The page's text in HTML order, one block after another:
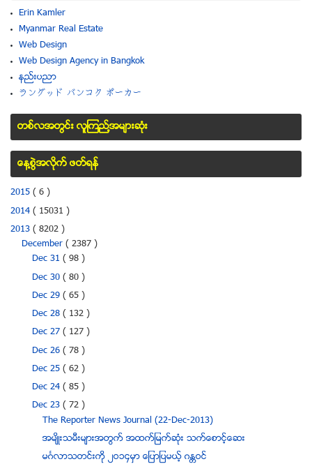
Erin Kamler
Myanmar Real Estate
Web Design
Web Design Agency in Bangkok
နည္းပညာ
ラングッド バンコク ポーカー
တစ္လအတြင္း လူၾကည္႔အမ်ားဆံုး
ေန႔စြဲအလိုက္ ဖတ္ရန္
2015 ( 6 )
2014 ( 15031 )
2013 ( 8202 )
December ( 2387 )
Dec 31( 98 )
Dec 30( 80 )
Dec 29( 65 )
Dec 28( 132 )
Dec 27( 127 )
Dec 26( 78 )
Dec 25( 62 )
Dec 24( 85 )
Dec 23( 72 )
The Reporter News Journal (22-Dec-2013)
အမ်ိဳးသမီးမ်ားအတြက္ အထက္ျမက္ဆံုး သက္ေစာင့္ေဆး
မဂၤလာသတင္းကို ၂ဝ၁၄မွာ ေျပာျပမယ့္ ဂႏၲဝင္